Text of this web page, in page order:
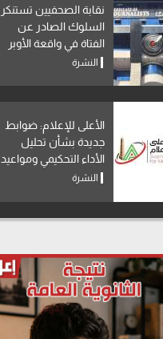
نقابة الصحفيين تستنكر
السلوك الصادر عن
الفتاة في واقعة الأوبر
النشرة
الأعلى للإعلام: ضوابط
جديدة بشأن تحليل
الأداء التحكيمي ومواعيد
بث البرامج الرياضية
النشرة